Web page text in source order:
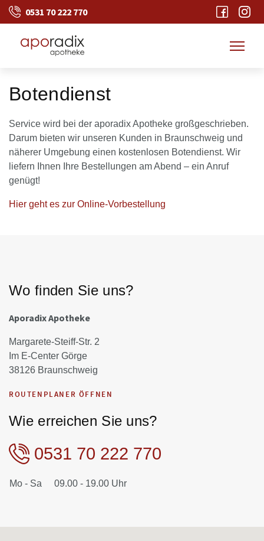
0531 70 222 770
Botendienst
Service wird bei der aporadix Apotheke großgeschrieben.
Darum bieten wir unseren Kunden in Braunschweig und
näherer Umgebung einen kostenlosen Botendienst. Wir
liefern Ihnen Ihre Bestellungen am Abend – ein Anruf
genügt!
Hier geht es zur Online-Vorbestellung
Wo finden Sie uns?
Aporadix Apotheke
Margarete-Steiff-Str. 2
Im E-Center Görge
38126 Braunschweig
ROUTENPLANER ÖFFNEN
Wie erreichen Sie uns?
0531 70 222 770
Mo - Sa 09.00 - 19.00 Uhr